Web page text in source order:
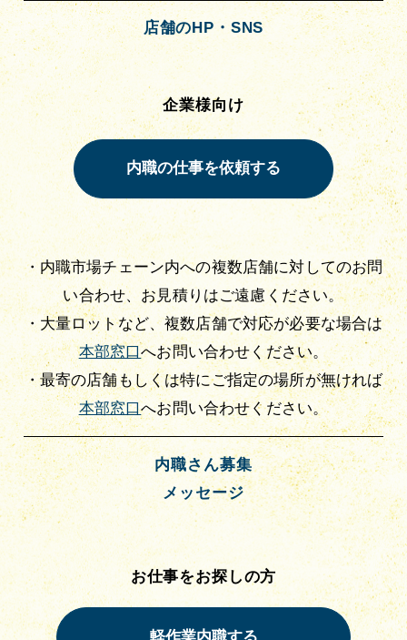
店舗のHP・SNS
企業様向け
・内職市場チェーン内への複数店舗に対してのお問
い合わせ、お見積りはご遠慮ください。
・大量ロットなど、複数店舗で対応が必要な場合は
本部窓口へお問い合わせください。
・最寄の店舗もしくは特にご指定の場所が無ければ
本部窓口へお問い合わせください。
内職さん募集
メッセージ
お仕事をお探しの方